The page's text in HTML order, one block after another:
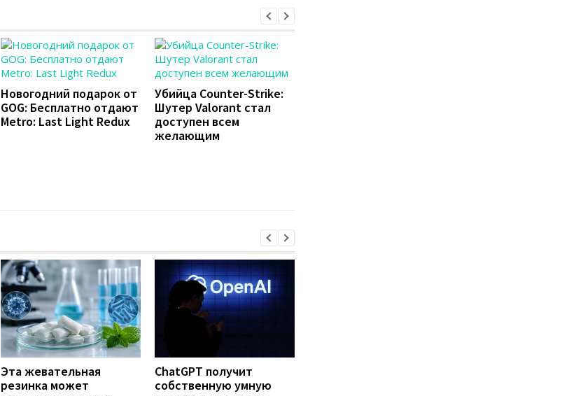
Новогодний подарок от
GOG: Бесплатно отдают
Metro: Last Light Redux
Убийца Counter-Strike:
Шутер Valorant стал
доступен всем
желающим
Эта жевательная
резинка может
ChatGPT получит
собственную умную